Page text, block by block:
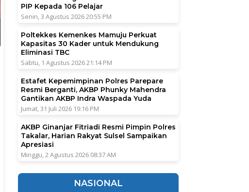
PIP Kepada 106 Pelajar
Senin, 3 Agustus 2026 20:55 PM
Poltekkes Kemenkes Mamuju Perkuat
Kapasitas 30 Kader untuk Mendukung
Eliminasi TBC
Sabtu, 1 Agustus 2026 21:14 PM
Estafet Kepemimpinan Polres Parepare
Resmi Berganti, AKBP Phunky Mahendra
Gantikan AKBP Indra Waspada Yuda
Jumat, 31 Juli 2026 19:16 PM
AKBP Ginanjar Fitriadi Resmi Pimpin Polres
Takalar, Harian Rakyat Sulsel Sampaikan
Apresiasi
Minggu, 2 Agustus 2026 08:37 AM
NASIONAL